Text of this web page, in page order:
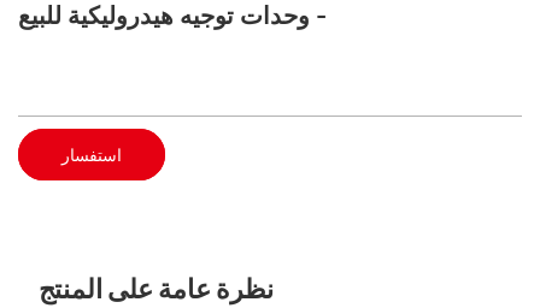
- وحدات توجيه هيدروليكية للبيع
استفسار
نظرة عامة على المنتج